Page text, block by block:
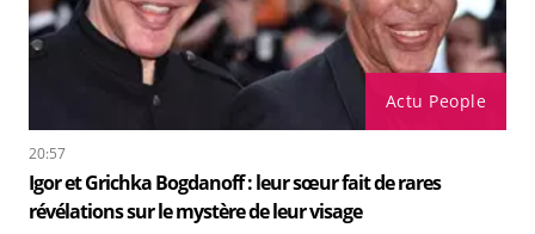
Actu People
20:57
Igor et Grichka Bogdanoff : leur sœur fait de rares
révélations sur le mystère de leur visage